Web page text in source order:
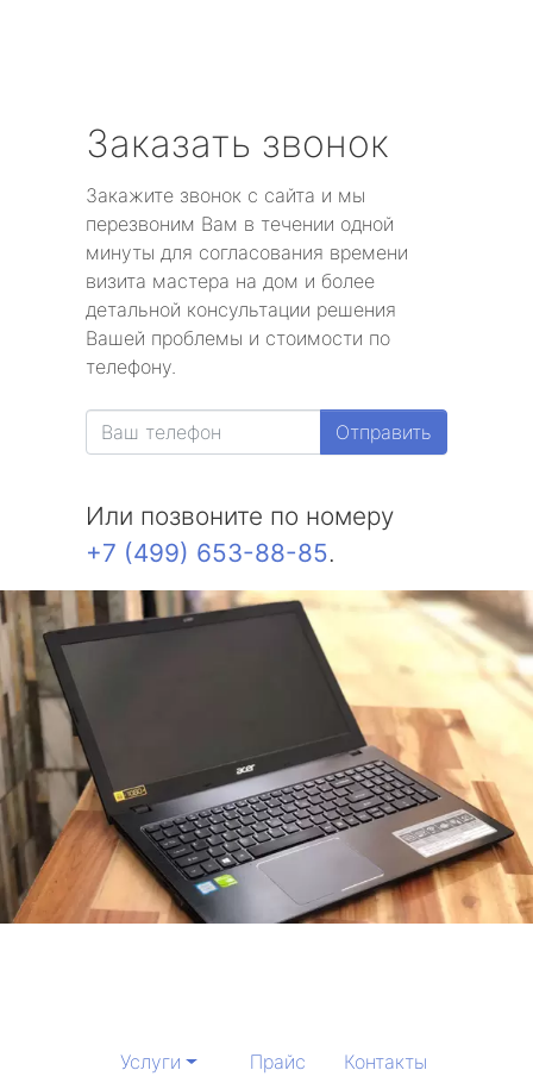
Заказать звонок
Закажите звонок с сайта и мы
перезвоним Вам в течении одной
минуты для согласования времени
визита мастера на дом и более
детальной консультации решения
Вашей проблемы и стоимости по
телефону.
Отправить
Или позвоните по номеру
+7 (499) 653-88-85.
Услуги Прайс Контакты